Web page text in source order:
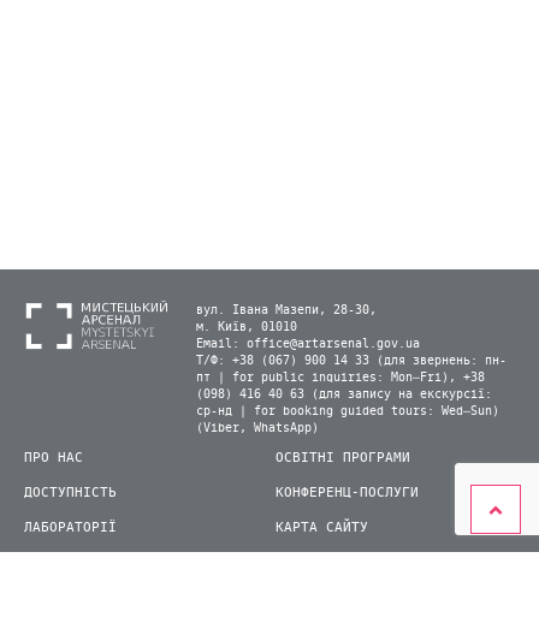
вул. Івана Мазепи, 28-30,
м. Київ, 01010
Email: office@artarsenal.gov.ua
Т/Ф: +38 (067) 900 14 33 (для звернень: пн-
пт | for public inquiries: Mon–Fri), +38
(098) 416 40 63 (для запису на екскурсії:
ср-нд | for booking guided tours: Wed–Sun)
(Viber, WhatsApp)
ПРО НАС
ДОСТУПНІСТЬ
ЛАБОРАТОРІЇ
ОСВІТНІ ПРОГРАМИ
КОНФЕРЕНЦ-ПОСЛУГИ
КАРТА САЙТУ